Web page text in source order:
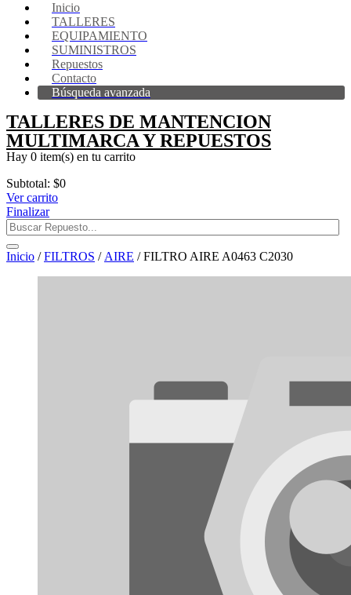
Inicio
TALLERES
EQUIPAMIENTO
SUMINISTROS
Repuestos
Contacto
Búsqueda avanzada
TALLERES DE MANTENCION
MULTIMARCA Y REPUESTOS
Hay 0 item(s) en tu carrito
Subtotal: $0
Ver carrito
Finalizar
Inicio /FILTROS / AIRE / FILTRO AIRE A0463 C2030